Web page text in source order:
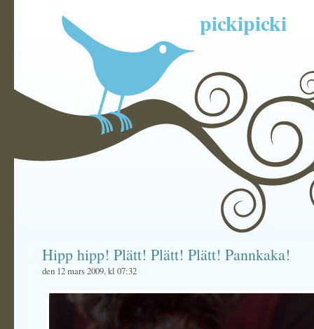
pickipicki
Hipp hipp! Plätt! Plätt! Plätt! Pannkaka!
den 12 mars 2009, kl 07:32